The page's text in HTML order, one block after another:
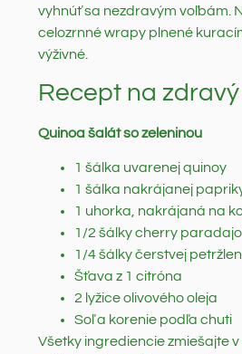
vyhnúť sa nezdravým voľbám.
celozrnné wrapy plnené
výživné.
Recept na
Quinoa šalát so zeleninou
1 šálka uvarenej quinoy
1 šálka nakrájanej
1 uhorka, nakrájaná na
1/2 šálky cherry
1/4 šálky čerstvej
Šťava z 1 citróna
2 lyžice olivového oleja
Soľ a korenie podľa chuti
Všetky ingrediencie zmiešajte